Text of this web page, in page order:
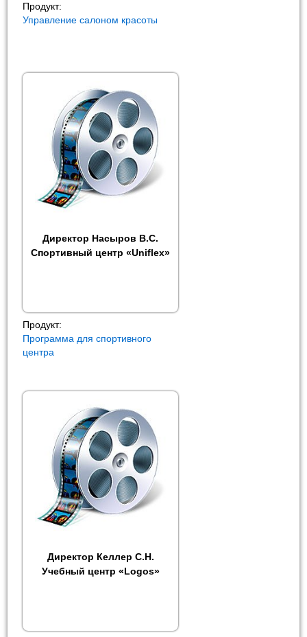
Продукт:
Управление салоном красоты
Директор Насыров В.С.
Спортивный центр «Uniflex»
Продукт:
Программа для спортивного
центра
Директор Келлер С.Н.
Учебный центр «Logos»